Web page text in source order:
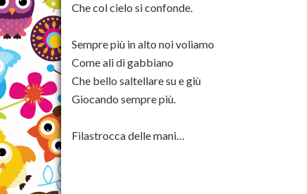
Che col cielo si confonde.
Sempre più in alto noi voliamo
Come ali di gabbiano
Che bello saltellare su e giù
Giocando sempre più.
Filastrocca delle mani…